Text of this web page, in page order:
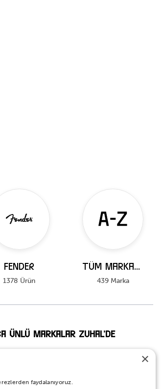
FENDER
1378 Ürün
Tüm Markalar
439 Marka
Ünlü Markalar Zuhal’de
Türkiye’deki tek yetkili distribütörü Zuhal×
faydalanıyoruz.